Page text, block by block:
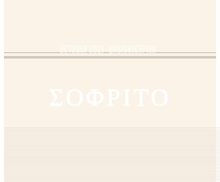
October 2021 Basisrecepten
ΣΟΦΡΙΤΟ